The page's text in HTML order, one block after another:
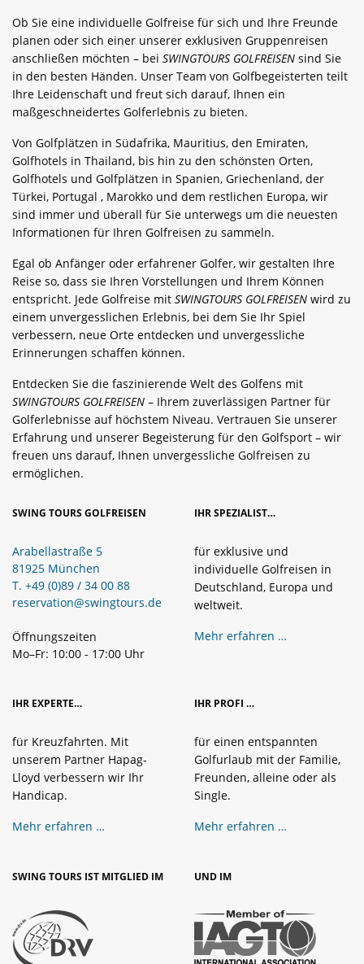
Ob Sie eine individuelle Golfreise für sich und Ihre Freunde
planen oder sich einer unserer exklusiven Gruppenreisen
anschließen möchten – beiSWINGTOURS GOLFREISEN sind Sie
in den besten Händen. Unser Team von Golfbegeisterten teilt
Ihre Leidenschaft und freut sich darauf, Ihnen ein
maßgeschneidertes Golferlebnis zu bieten.
Von Golfplätzen in Südafrika, Mauritius, den Emiraten,
Golfhotels in Thailand, bis hin zu den schönsten Orten,
Golfhotels und Golfplätzen in Spanien, Griechenland, der
Türkei, Portugal , Marokko und dem restlichen Europa, wir
sind immer und überall für Sie unterwegs um die neuesten
Informationen für Ihren Golfreisen zu sammeln.
Egal ob Anfänger oder erfahrener Golfer, wir gestalten Ihre
Reise so, dass sie Ihren Vorstellungen und Ihrem Können
entspricht. Jede Golfreise mitSWINGTOURS GOLFREISEN wird zu
einem unvergesslichen Erlebnis, bei dem Sie Ihr Spiel
verbessern, neue Orte entdecken und unvergessliche
Erinnerungen schaffen können.
Entdecken Sie die faszinierende Welt des Golfens mit
SWINGTOURS GOLFREISEN – Ihrem zuverlässigen Partner für
Golferlebnisse auf höchstem Niveau. Vertrauen Sie unserer
Erfahrung und unserer Begeisterung für den Golfsport – wir
freuen uns darauf, Ihnen unvergessliche Golfreisen zu
ermöglichen.
SWING TOURS GOLFREISEN
Arabellastraße 5
81925 München
T. +49 (0)89 / 34 00 88
reservation@swingtours.de
Öffnungszeiten
Mo–Fr: 10:00 - 17:00 Uhr
IHR SPEZIALIST…
für exklusive und
individuelle Golfreisen in
Deutschland, Europa und
weltweit.
Mehr erfahren …
IHR EXPERTE…
für Kreuzfahrten. Mit
unserem Partner Hapag-
Lloyd verbessern wir Ihr
Handicap.
Mehr erfahren …
IHR PROFI …
für einen entspannten
Golfurlaub mit der Familie,
Freunden, alleine oder als
Single.
Mehr erfahren …
SWING TOURS IST MITGLIED IM UND IM